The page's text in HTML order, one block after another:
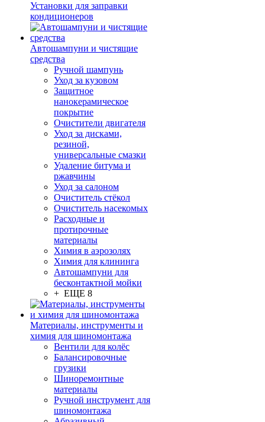
Установки для заправки
кондиционеров
Автошампуни и чистящие
средства
Ручной шампунь
Уход за кузовом
Защитное
нанокерамическое
покрытие
Очистители двигателя
Уход за дисками,
резиной,
универсальные смазки
Удаление битума и
ржавчины
Уход за салоном
Очиститель стёкол
Очиститель насекомых
Расходные и
протирочные
материалы
Химия в аэрозолях
Химия для клининга
Автошампуни для
бесконтактной мойки
+ ЕЩЕ 8
Материалы, инструменты и
химия для шиномонтажа
Вентили для колёс
Балансировочные
грузики
Шиноремонтные
материалы
Ручной инструмент для
шиномонтажа